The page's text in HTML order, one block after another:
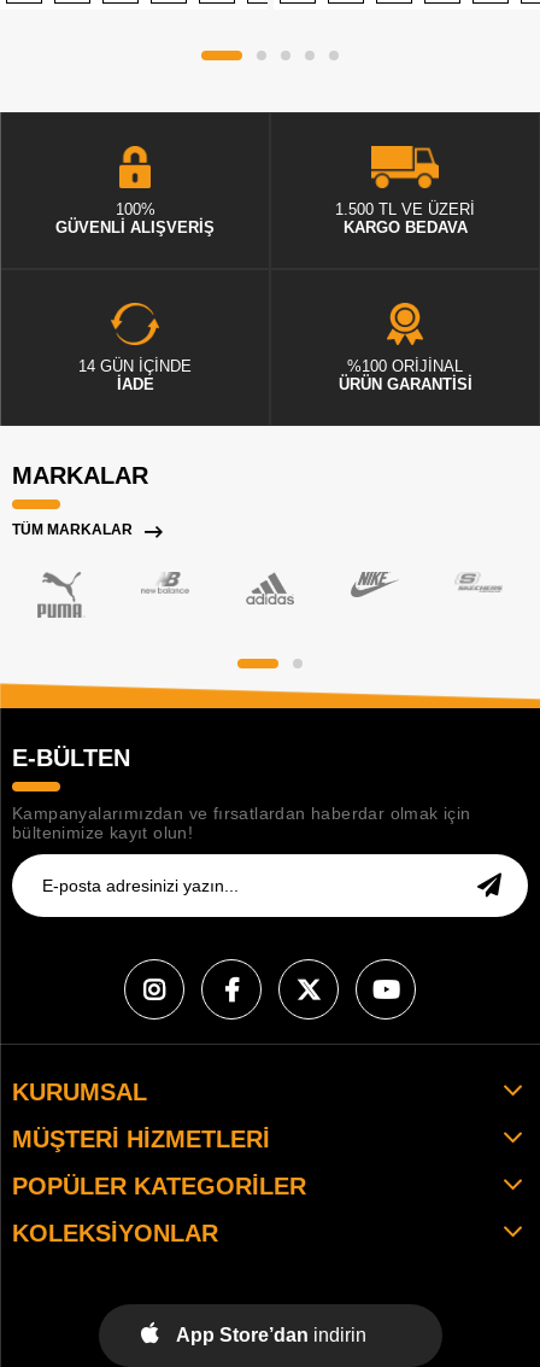
100%
GÜVENLİ ALIŞVERİŞ
1.500 TL VE ÜZERİ
KARGO BEDAVA
14 GÜN İÇİNDE
İADE
%100 ORİJİNAL
ÜRÜN GARANTİSİ
MARKALAR
TÜM MARKALAR
E-BÜLTEN
Kampanyalarımızdan ve fırsatlardan haberdar olmak için
bültenimize kayıt olun!
KURUMSAL
MÜŞTERI HIZMETLERI
POPÜLER KATEGORILER
KOLEKSIYONLAR
App Store’dan indirin